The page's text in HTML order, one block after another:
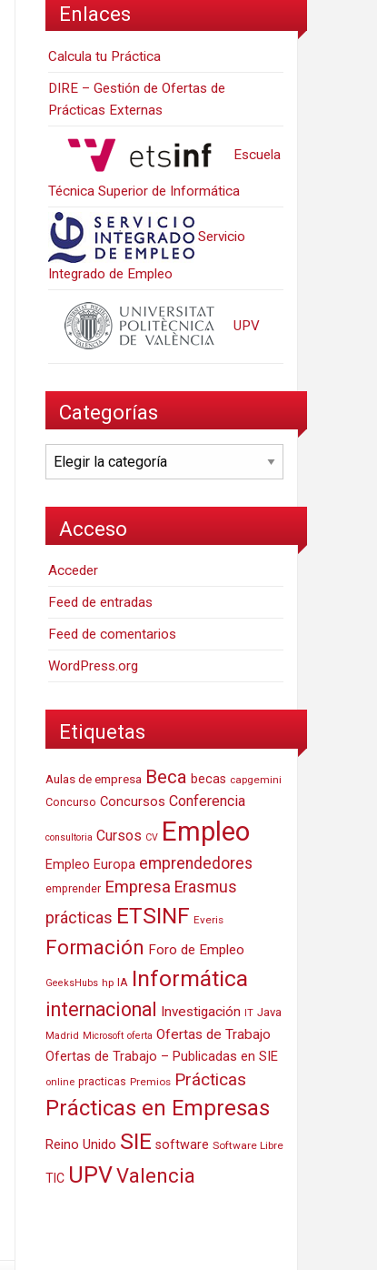
Enlaces
Calcula tu Práctica
DIRE – Gestión de Ofertas de
Prácticas Externas
Escuela
Técnica Superior de Informática
Servicio
Integrado de Empleo
UPV
Categorías
Categorías
Acceso
Acceder
Feed de entradas
Feed de comentarios
WordPress.org
Etiquetas
Aulas de empresa Beca becas capgemini
Concurso Concursos Conferencia
consultoria Cursos CV Empleo
Empleo Europa emprendedores
emprender Empresa Erasmus
prácticas ETSINF Everis
Formación Foro de Empleo
GeeksHubs hp IA Informática
internacional Investigación IT Java
Madrid Microsoft oferta Ofertas de Trabajo
Ofertas de Trabajo – Publicadas en SIE
online practicas Premios Prácticas
Prácticas en Empresas
Reino Unido SIE software Software Libre
TIC UPVValencia